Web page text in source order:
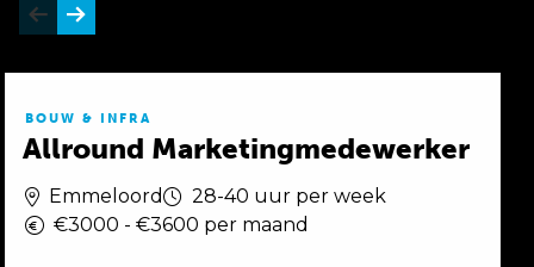
BOUW & INFRA
Allround Marketingmedewerker
Emmeloord
28-40 uur per week
€3000 - €3600 per maand